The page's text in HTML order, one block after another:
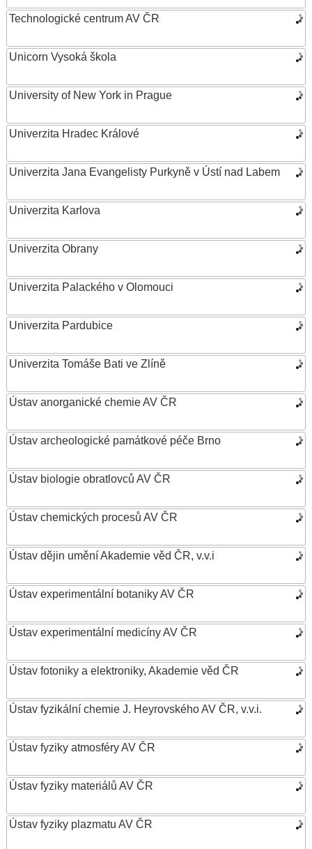
Technologické centrum AV ČR
Unicorn Vysoká škola
University of New York in Prague
Univerzita Hradec Králové
Univerzita Jana Evangelisty Purkyně v Ústí nad Labem
Univerzita Karlova
Univerzita Obrany
Univerzita Palackého v Olomouci
Univerzita Pardubice
Univerzita Tomáše Bati ve Zlíně
Ústav anorganické chemie AV ČR
Ústav archeologické památkové péče Brno
Ústav biologie obratlovců AV ČR
Ústav chemických procesů AV ČR
Ústav dějin umění Akademie věd ČR, v.v.i
Ústav experimentální botaniky AV ČR
Ústav experimentální medicíny AV ČR
Ústav fotoniky a elektroniky, Akademie věd ČR
Ústav fyzikální chemie J. Heyrovského AV ČR, v.v.i.
Ústav fyziky atmosféry AV ČR
Ústav fyziky materiálů AV ČR
Ústav fyziky plazmatu AV ČR